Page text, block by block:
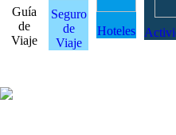
Guía
de
Viaje
Seguro
de
Viaje
Hoteles